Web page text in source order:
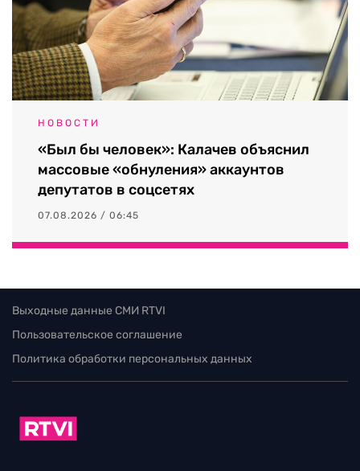
НОВОСТИ
«Был бы человек»: Калачев объяснил
массовые «обнуления» аккаунтов
депутатов в соцсетях
07.08.2026 / 06:45
Выходные данные СМИ RTVI
Пользовательское соглашение
Политика обработки персональных данных